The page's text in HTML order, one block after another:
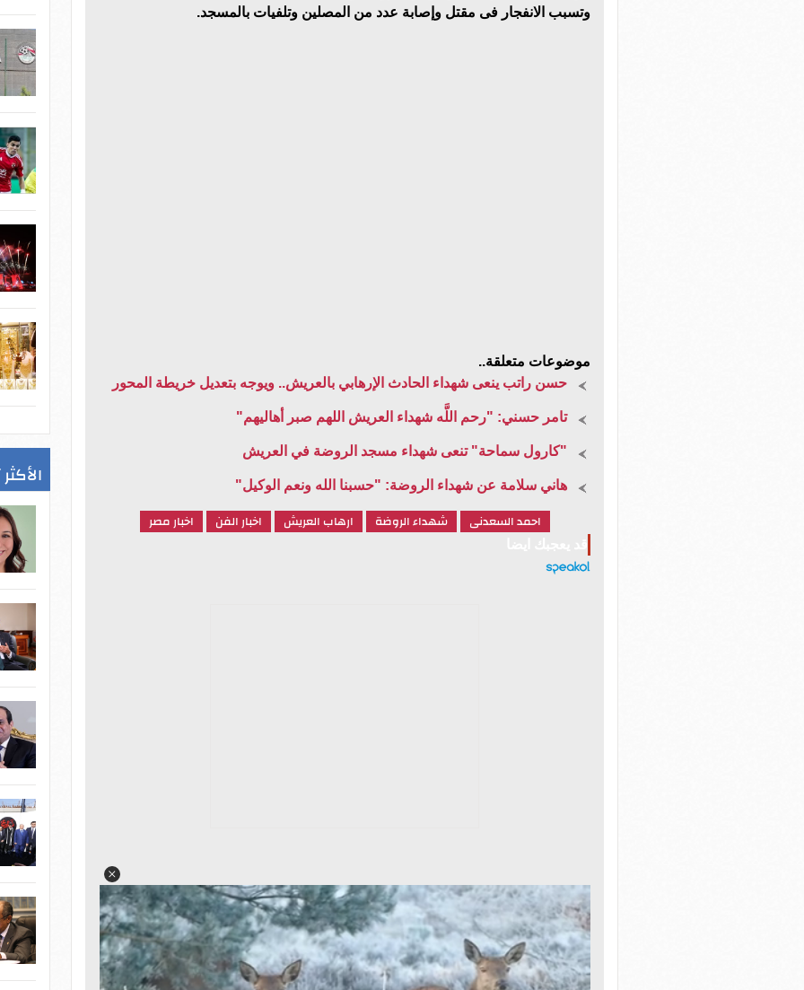
وتسبب الانفجار فى مقتل وإصابة عدد من المصلين وتلفيات بالمسجد.
موضوعات متعلقة..
حسن راتب ينعى شهداء الحادث الإرهابي بالعريش.. ويوجه بتعديل خريطة المحور
تامر حسني: "رحم اللَّه شهداء العريش اللهم صبر أهاليهم"
"كارول سماحة" تنعى شهداء مسجد الروضة في العريش
هاني سلامة عن شهداء الروضة: "حسبنا الله ونعم الوكيل"
احمد السعدنى شهداء الروضة ارهاب العريش اخبار الفن اخبار مصر